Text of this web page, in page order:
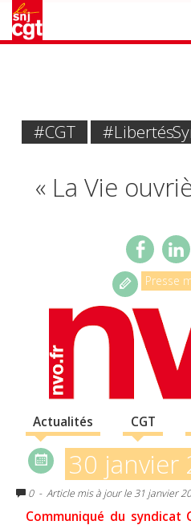
#CGT #libertés
« La Vie
Presse
Actualités CGT
30 janvier
0 - Article mis à jour le 31 janvier
Communiqué du syndicat